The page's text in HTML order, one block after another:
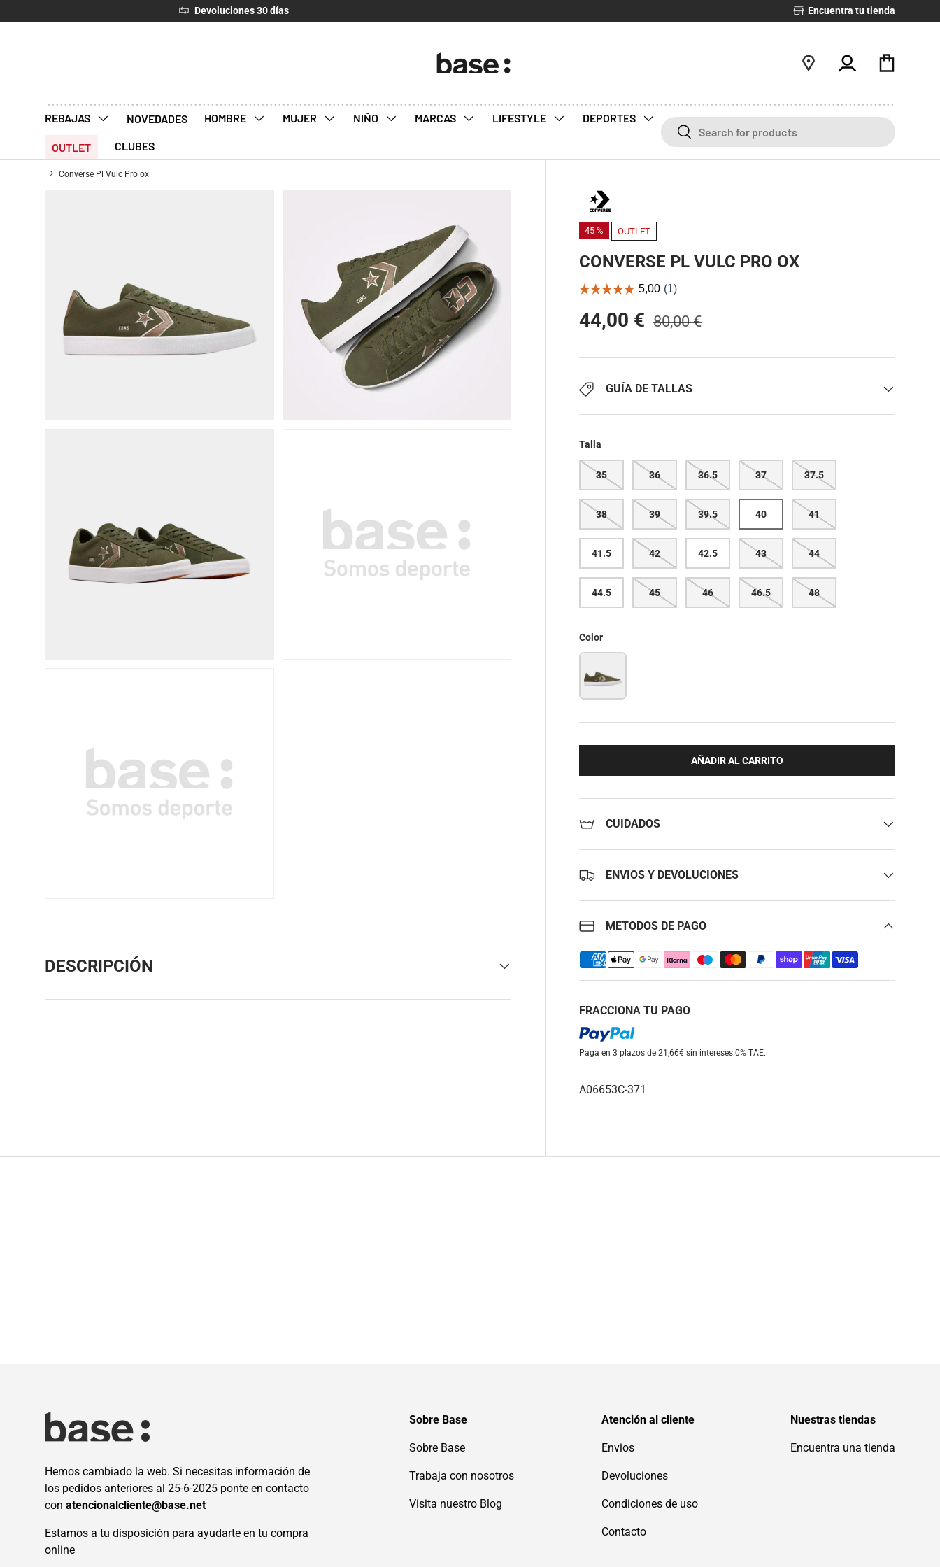
Encuentra tu tienda
Iniciar sesión
Bolsa
REBAJAS NOVEDADES HOMBRE MUJER NIÑO MARCAS LIFESTYLE DEPORTES
OUTLET CLUBES
BuscarBuscar
Converse Pl Vulc Pro ox
45 % OUTLET
CONVERSE PL VULC PRO OX
44,00 € 80,00 €
GUÍA DE TALLAS
Talla
35 36 36.5 37 37.5
38 39 39.5 40 41
41.5 42 42.5 43 44
44.5 45 46 46.5 48
Color
AÑADIR AL CARRITO
CUIDADOS
ENVIOS Y DEVOLUCIONES
METODOS DE PAGO
FRACCIONA TU PAGO
Paga en 3 plazos de 21,66€ sin intereses 0% TAE.
A06653C-371
DESCRIPCIÓN
Hemos cambiado la web. Si necesitas información de
los pedidos anteriores al 25-6-2025 ponte en contacto
con atencionalcliente@base.net
Estamos a tu disposición para ayudarte en tu compra
online
Sobre Base
Sobre Base
Trabaja con nosotros
Visita nuestro Blog
Atención al cliente
Envios
Devoluciones
Condiciones de uso
Contacto
Nuestras tiendas
Encuentra una tienda